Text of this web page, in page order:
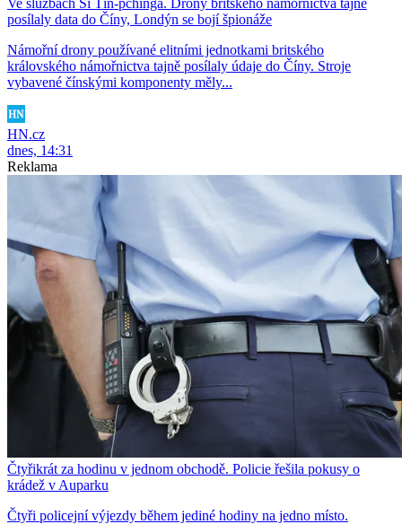
posílaly data do Číny, Londýn se bojí špionáže
Námořní drony používané elitními jednotkami britského
královského námořnictva tajně posílaly údaje do Číny. Stroje
vybavené čínskými komponenty měly...
HN.cz
dnes, 14:31
Reklama
Čtyřikrát za hodinu v jednom obchodě. Policie řešila pokusy o
krádež v Auparku
Čtyři policejní výjezdy během jediné hodiny na jedno místo.